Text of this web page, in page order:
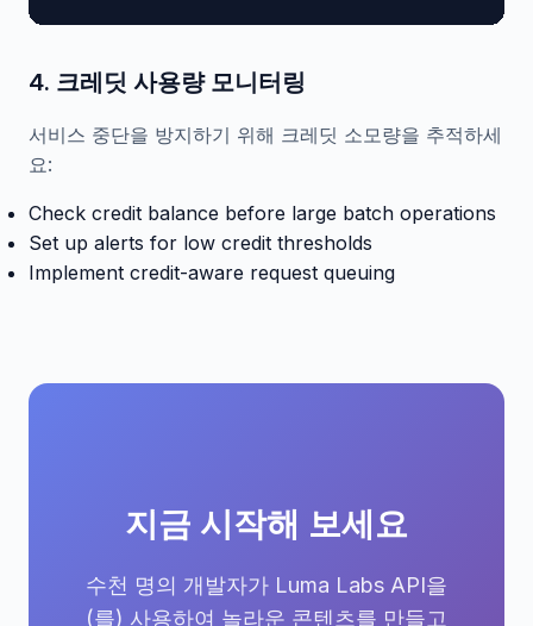
4. 크레딧 사용량 모니터링
서비스 중단을 방지하기 위해 크레딧 소모량을 추적하세
요:
Check credit balance before large batch operations
Set up alerts for low credit thresholds
Implement credit-aware request queuing
지금 시작해 보세요
수천 명의 개발자가 Luma Labs API을
(를) 사용하여 놀라운 콘텐츠를 만들고